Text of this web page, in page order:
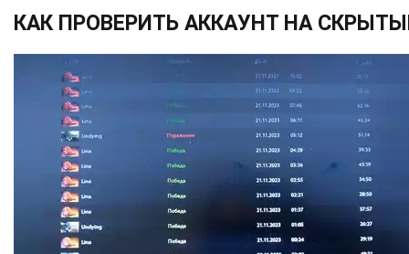
КАК ПРОВЕРИТЬ АККАУНТ НА